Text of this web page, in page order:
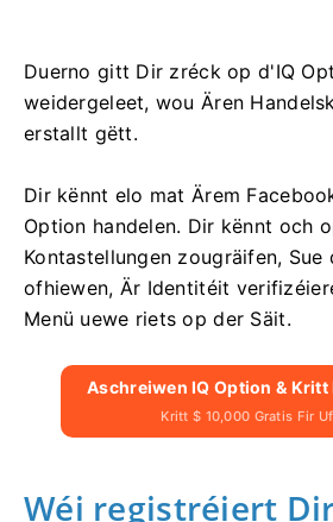
Duerno gitt Dir zréck op d'IQ
weidergeleet, wou Ären
erstallt gëtt.
Dir kënnt elo mat Ärem
Option handelen. Dir kënnt och
Kontastellungen zougräifen, Sue
ofhiewen, Är Identitéit
Menü uewe riets op der Säit.
Aschreiwen IQ Option &
Kritt $ 10,000 Gratis Fir
Wéi registréiert